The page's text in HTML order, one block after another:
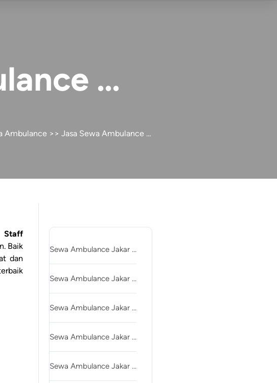
…
Ambulance >> Jasa Sewa Ambulance …
Staff
Baik
dan
Sewa Ambulance Jakar …
Sewa Ambulance Jakar …
Sewa Ambulance Jakar …
Sewa Ambulance Jakar …
Sewa Ambulance Jakar …